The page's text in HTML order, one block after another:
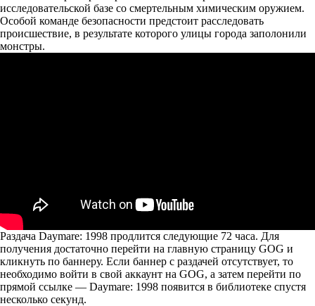
исследовательской базе со смертельным химическим оружием.
Особой команде безопасности предстоит расследовать
происшествие, в результате которого улицы города заполонили
монстры.
Раздача Daymare: 1998 продлится следующие 72 часа. Для
получения достаточно перейти на главную страницу GOG и
кликнуть по баннеру. Если баннер с раздачей отсутствует, то
необходимо войти в свой аккаунт на GOG, а затем перейти по
прямой ссылке — Daymare: 1998 появится в библиотеке спустя
несколько секунд.